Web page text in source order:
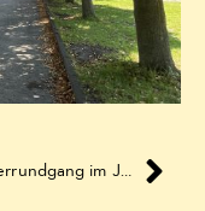
Der Bilderrundgang im Januar